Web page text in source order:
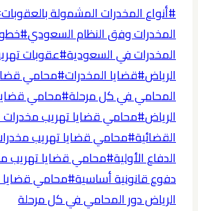
وسوم
المقال:
#أنواع المخدرات المشمولة بالعقوبات
المخدرات وفق النظام السعودي#
المخدرات في السعودية#عقوبات
الرياض#قضايا المخدرات#محامي
المحامي في كل مرحلة#محامي
الرياض#محامي قضايا تهريب مخدرات
القضائية#محامي قضايا تهريب
الدفاع الأولية#محامي قضايا تهريب
دفوع قانونية أساسية#محامي
الرياض دور المحامي في كل مرحلة